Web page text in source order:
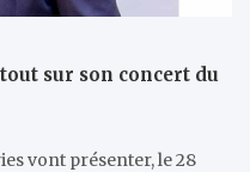
sur son concert du
vont présenter, le 28